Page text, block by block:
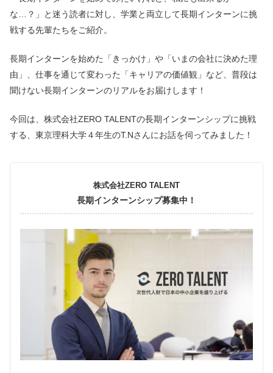
な…？」と迷う読者に対し、学業と両立して長期インターンに挑
戦する先輩たちをご紹介。
長期インターンを始めた「きっかけ」や「いまの会社に決めた理
由」、仕事を通じて変わった「キャリアの価値観」など、普段は
聞けない長期インターンのリアルをお届けします！
今回は、株式会社ZERO TALENTの長期インターンシップに挑戦
する、東京理科大学４年生のT.Nさんにお話を伺ってみました！
株式会社ZERO TALENT
長期インターンシップ募集中！